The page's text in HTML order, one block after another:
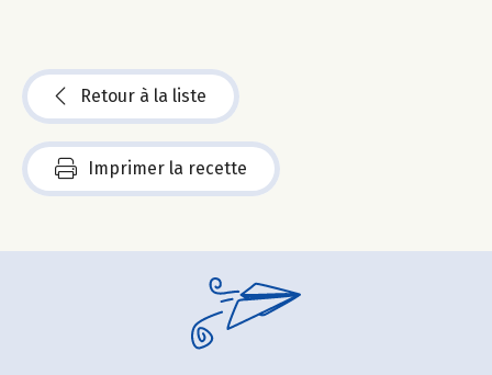
Retour à la liste
Imprimer la recette